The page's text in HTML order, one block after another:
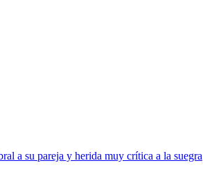
a su pareja y herida muy crítica a la suegra